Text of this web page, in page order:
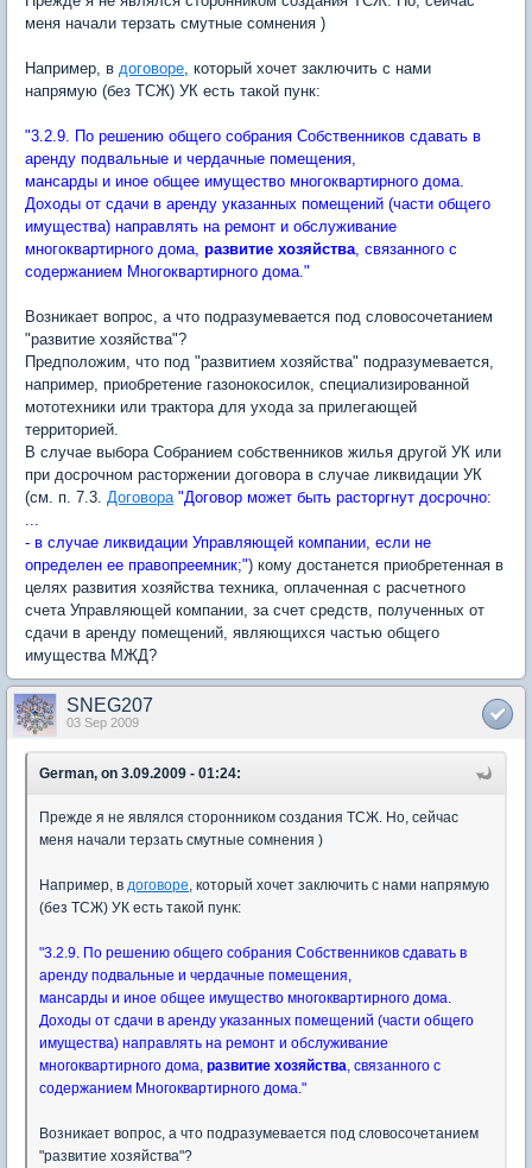
меня начали терзать смутные сомнения )
Например, в договоре , который хочет заключить с нами
напрямую (без ТСЖ) УК есть такой пунк:
"3.2.9. По решению общего собрания Собственников сдавать в
аренду подвальные и чердачные помещения,
мансарды и иное общее имущество многоквартирного дома.
Доходы от сдачи в аренду указанных помещений (части общего
имущества) направлять на ремонт и обслуживание
многоквартирного дома, развитие хозяйства , связанного с
содержанием Многоквартирного дома."
Возникает вопрос, а что подразумевается под словосочетанием
"развитие хозяйства"?
Предположим, что под "развитием хозяйства" подразумевается,
например, приобретение газонокосилок, специализированной
мототехники или трактора для ухода за прилегающей
территорией.
В случае выбора Собранием собственников жилья другой УК или
при досрочном расторжении договора в случае ликвидации УК
(см. п. 7.3. Договора "Договор может быть расторгнут досрочно:
- в случае ликвидации Управляющей компании, если не
определен ее правопреемник;") кому достанется приобретенная в
целях развития хозяйства техника, оплаченная с расчетного
счета Управляющей компании, за счет средств, полученных от
сдачи в аренду помещений, являющихся частью общего
имущества МЖД?
SNEG207
03 Sep 2009
German, on 3.09.2009 - 01:24:
Прежде я не являлся сторонником создания ТСЖ. Но, сейчас
меня начали терзать смутные сомнения )
Например, в договоре , который хочет заключить с нами напрямую
(без ТСЖ) УК есть такой пунк:
"3.2.9. По решению общего собрания Собственников сдавать в
аренду подвальные и чердачные помещения,
мансарды и иное общее имущество многоквартирного дома.
Доходы от сдачи в аренду указанных помещений (части общего
имущества) направлять на ремонт и обслуживание
многоквартирного дома, развитие хозяйства , связанного с
содержанием Многоквартирного дома."
Возникает вопрос, а что подразумевается под словосочетанием
"развитие хозяйства"?